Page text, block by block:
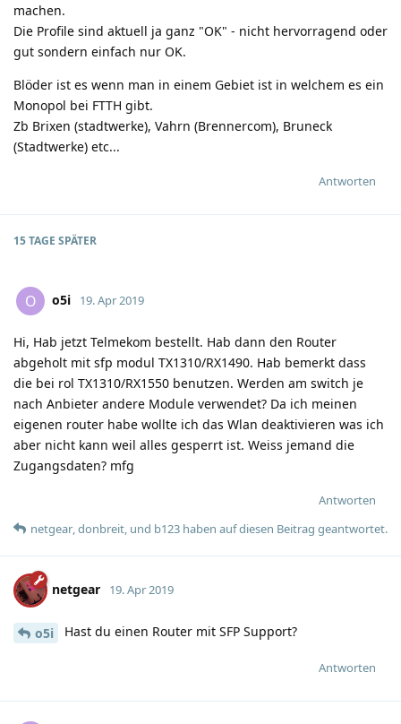
machen.
Die Profile sind aktuell ja ganz "OK" - nicht hervorragend oder
gut sondern einfach nur OK.
Blöder ist es wenn man in einem Gebiet ist in welchem es ein
Monopol bei FTTH gibt.
Zb Brixen (stadtwerke), Vahrn (Brennercom), Bruneck
(Stadtwerke) etc...
Antworten
15 TAGE SPÄTER
O o5i 19. Apr 2019
Hi, Hab jetzt Telmekom bestellt. Hab dann den Router
abgeholt mit sfp modul TX1310/RX1490. Hab bemerkt dass
die bei rol TX1310/RX1550 benutzen. Werden am switch je
nach Anbieter andere Module verwendet? Da ich meinen
eigenen router habe wollte ich das Wlan deaktivieren was ich
aber nicht kann weil alles gesperrt ist. Weiss jemand die
Zugangsdaten? mfg
Antworten
netgear,donbreit, und b123 haben auf diesen Beitrag geantwortet.
netgear 19. Apr 2019
o5i Hast du einen Router mit SFP Support?
Antworten